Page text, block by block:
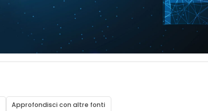
Approfondisci con altre fonti